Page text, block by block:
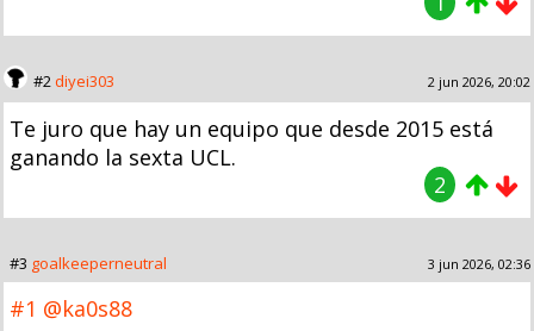
#2 diyei303 2 jun 2026, 20:02
Te juro que hay un equipo que desde 2015 está
ganando la sexta UCL.
2
#3 goalkeeperneutral 3 jun 2026, 02:36
#1 @ka0s88